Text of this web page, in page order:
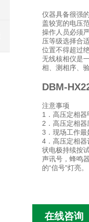
仪器具备很强
盖较宽的电压
操作人员必须
压等级选择合
位置不得超过
无线核相仪是
相、测相序、
DBM-
注意事项
1．高压定相
2．高压定相
3．现场工作
4．高压定相
状电极持续按
声讯号，蜂鸣
的“信号"灯亮。
在线咨询